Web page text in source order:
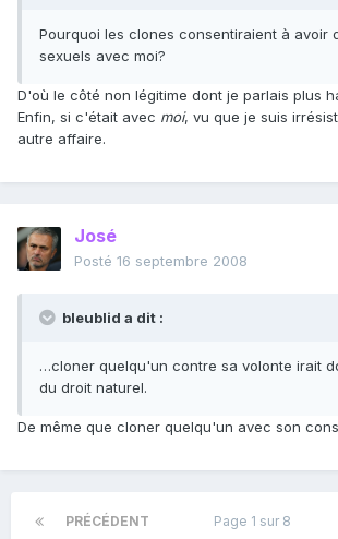
Pourquoi les clones consentiraient à avoir
sexuels avec moi?
D'où le côté non légitime dont je parlais plus
Enfin, si c'était avec moi, vu que je suis
autre affaire.
José
Posté 16 septembre 2008
bleublid a dit :
…cloner quelqu'un contre sa volonte irait
du droit naturel.
De même que cloner quelqu'un avec son
PRÉCÉDENT Page 1 sur 8